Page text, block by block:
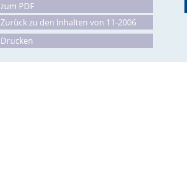
zum PDF
Zurück zu den Inhalten von 11-2006
Drucken